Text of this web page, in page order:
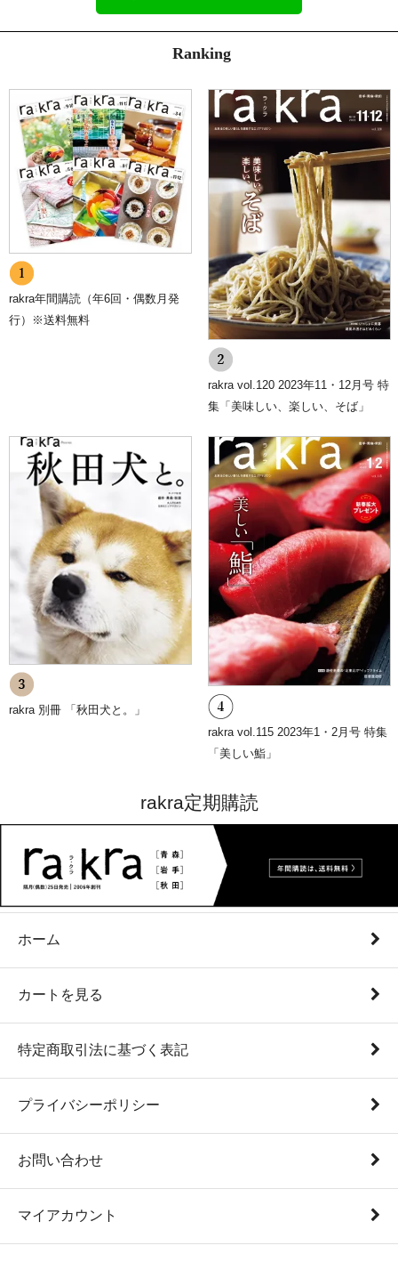
5.個人情報の訂正、削除
お客様からお預かりした個人情報の訂正・削除は下記の問合せ先より
また、ユーザー登録された場合、当サイトのメニュー「マイアカウン
6.cookie(クッキー)の使用について
当社は、お客様によりよいサービスを提供するため、cookie （クッ
キー）を使用することがありますが、これにより個人を特定できる情
報の収集を行えるものではなく、お客様のプライバシーを侵害するこ
とはございません。
また、cookie （クッキー）の受け入れを希望されない場合は、ブラ
ウザの設定で変更することができます。
※cookie （クッキー）とは、サーバーコンピュータからお客様のブ
ラウザに送信され、お客様が使用しているコンピュータのハードディ
スクに蓄積される情報です。
個人情報の入力時には、セキュリティ確保のため、これらの情報が傍
受、妨害または改ざんされることを防ぐ目的でSSL（Secure Sockets
Layer）技術を使用しております。
※ SSLは情報を暗号化することで、盗聴防止やデータの改ざん防止
送受信する機能のことです。SSLを利用する事でより安全に情報を送
E-mail：
9.プライバシーポリシーの変更
当ショップでは、収集する個人情報の変更、利用目的の変更、または
その他プライバシーポリシーの変更を行う際は、当ページへの変更を
もって公表とさせていただきます。
Ranking
rakra年間購読（年6回・偶数月発
行）※送料無料
rakra vol.120 2023年11・12月号 特
集「美味しい、楽しい、そば」
rakra 別冊 「秋田犬と。」
rakra vol.115 2023年1・2月号 特集
「美しい鮨」
rakra定期購読
ホーム
カートを見る
特定商取引法に基づく表記
プライバシーポリシー
お問い合わせ
マイアカウント